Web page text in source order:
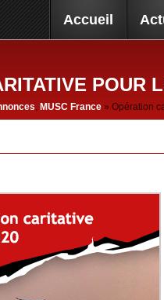
Accueil
POUR
MUSC France » Opération